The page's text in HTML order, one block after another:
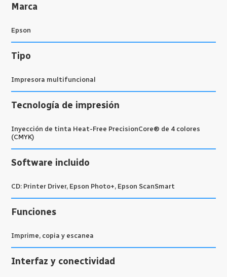
Marca
Epson
Tipo
Impresora multifuncional
Tecnología de impresión
Inyección de tinta Heat-Free PrecisionCore® de 4 colores
(CMYK)
Software incluido
CD: Printer Driver, Epson Photo+, Epson ScanSmart
Funciones
Imprime, copia y escanea
Interfaz y conectividad